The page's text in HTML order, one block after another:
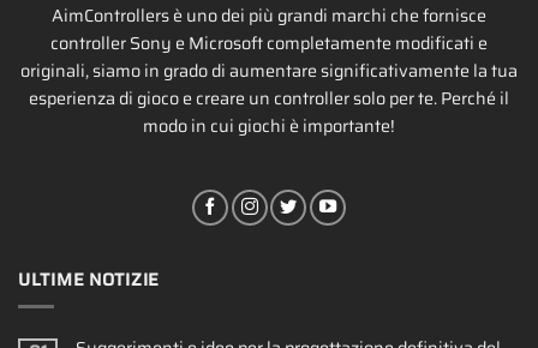
AimControllers è uno dei più grandi marchi che fornisce
controller Sony e Microsoft completamente modificati e
originali, siamo in grado di aumentare significativamente la tua
esperienza di gioco e creare un controller solo per te. Perché il
modo in cui giochi è importante!
ULTIME NOTIZIE